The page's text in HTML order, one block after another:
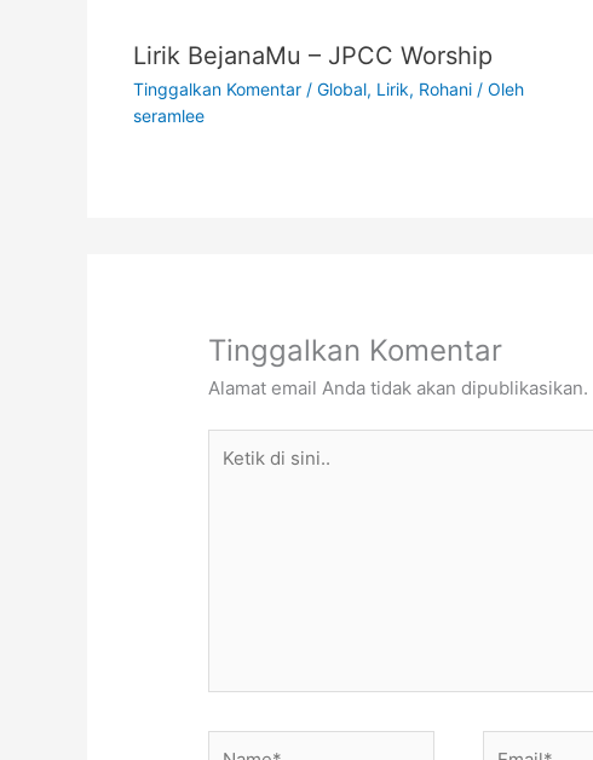
Lirik BejanaMu – JPCC Worship
Tinggalkan Komentar / Global, Lirik, Rohani/ Oleh
seramlee
Tinggalkan Komentar
Alamat email Anda tidak akan dipublikasikan.